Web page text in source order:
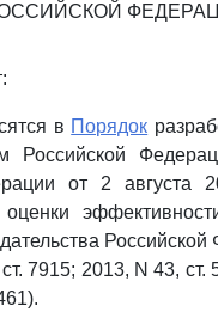
в Порядок
Российской
от 2
Российской
7915; 2013, N 43, ст.